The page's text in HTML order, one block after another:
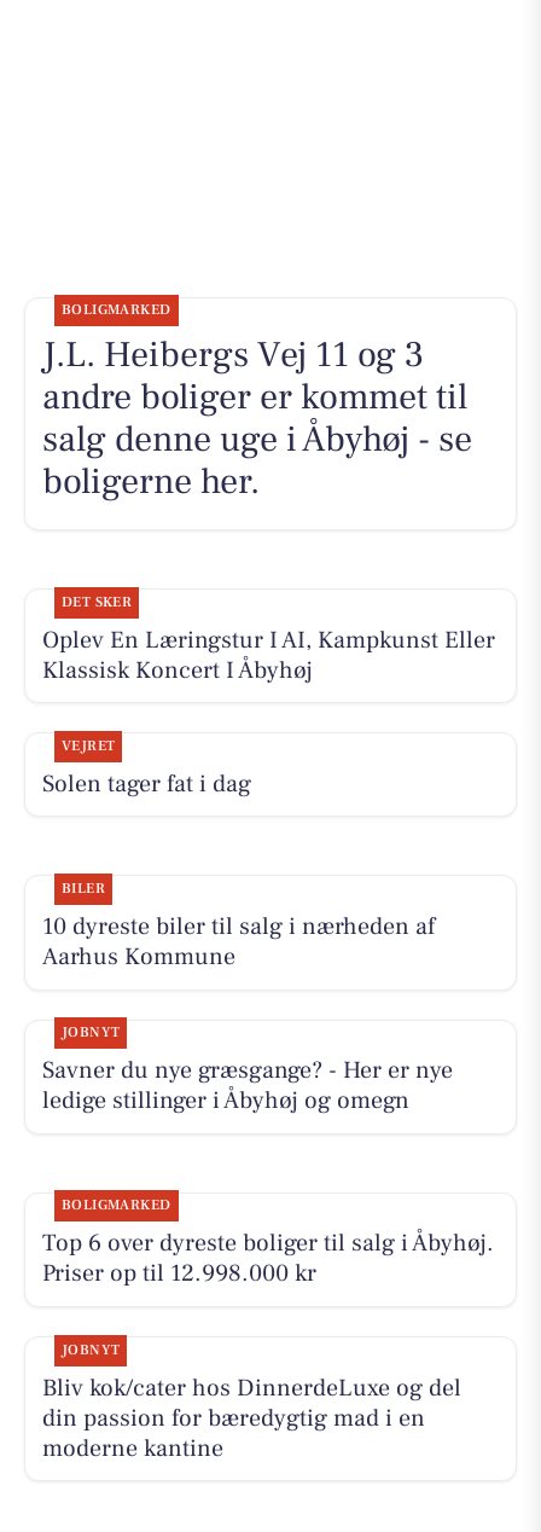
BOLIGMARKED
J.L. Heibergs Vej 11 og 3
andre boliger er kommet til
salg denne uge i Åbyhøj - se
boligerne her.
DET SKER
Oplev En Læringstur I AI, Kampkunst Eller
Klassisk Koncert I Åbyhøj
VEJRET
Solen tager fat i dag
BILER
10 dyreste biler til salg i nærheden af
Aarhus Kommune
JOBNYT
Savner du nye græsgange? - Her er nye
ledige stillinger i Åbyhøj og omegn
BOLIGMARKED
Top 6 over dyreste boliger til salg i Åbyhøj.
Priser op til 12.998.000 kr
JOBNYT
Bliv kok/cater hos DinnerdeLuxe og del
din passion for bæredygtig mad i en
moderne kantine